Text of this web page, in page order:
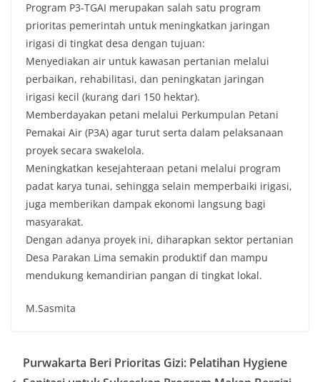
Program P3-TGAI merupakan salah satu program
prioritas pemerintah untuk meningkatkan jaringan
irigasi di tingkat desa dengan tujuan:
Menyediakan air untuk kawasan pertanian melalui
perbaikan, rehabilitasi, dan peningkatan jaringan
irigasi kecil (kurang dari 150 hektar).
Memberdayakan petani melalui Perkumpulan Petani
Pemakai Air (P3A) agar turut serta dalam pelaksanaan
proyek secara swakelola.
Meningkatkan kesejahteraan petani melalui program
padat karya tunai, sehingga selain memperbaiki irigasi,
juga memberikan dampak ekonomi langsung bagi
masyarakat.
Dengan adanya proyek ini, diharapkan sektor pertanian
Desa Parakan Lima semakin produktif dan mampu
mendukung kemandirian pangan di tingkat lokal.
M.Sasmita
Purwakarta Beri Prioritas Gizi: Pelatihan Hygiene